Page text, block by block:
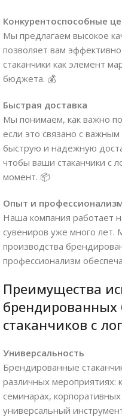
Конкурентоспособные
Мы предлагаем высокое
позволяет вам
стаканчики как элемент
бюджета. 💰
Быстрая доставка
Мы понимаем, как важно
если это связано с
быструю и надежную
чтобы ваши стаканчики с
момент. 📦
Опыт и
Наша компания работает
сувениров уже много лет.
производства
профессионализм
Преимущества
стаканчиков с
Универсальность
Брендированные
различных мероприятиях:
семинарах,
универсальный